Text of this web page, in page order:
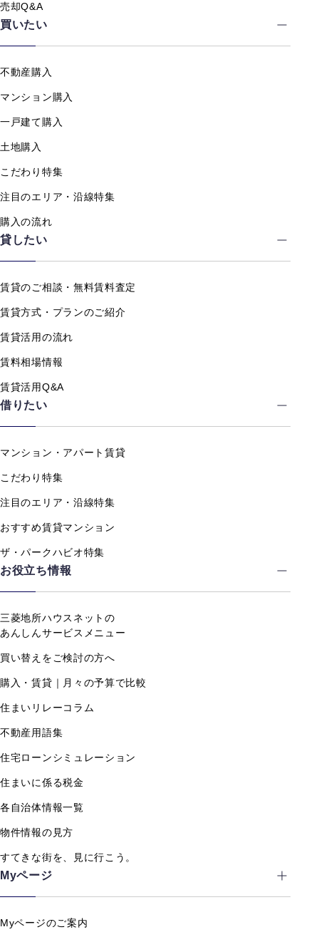
売却Q&A
買いたい
不動産購入
マンション購入
一戸建て購入
土地購入
こだわり特集
注目のエリア・沿線特集
購入の流れ
貸したい
賃貸のご相談・無料賃料査定
賃貸方式・プランのご紹介
賃貸活用の流れ
賃料相場情報
賃貸活用Q&A
借りたい
マンション・アパート賃貸
こだわり特集
注目のエリア・沿線特集
おすすめ賃貸マンション
ザ・パークハビオ特集
お役立ち情報
三菱地所ハウスネットの
あんしんサービスメニュー
買い替えをご検討の方へ
購入・賃貸｜月々の予算で比較
住まいリレーコラム
不動産用語集
住宅ローンシミュレーション
住まいに係る税金
各自治体情報一覧
物件情報の見方
すてきな街を、見に行こう。
Myページ
Myページのご案内